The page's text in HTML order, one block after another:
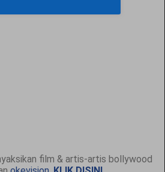
film & artis-artis bollywood